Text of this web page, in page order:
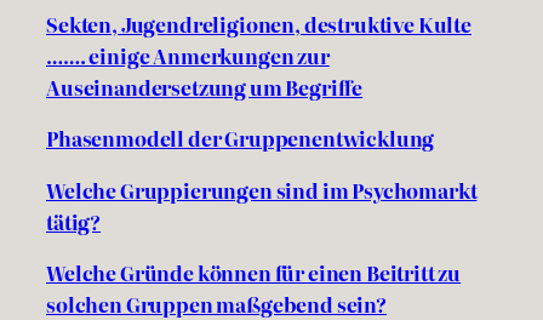
Sekten, Jugendreligionen, destruktive Kulte
……. einige Anmerkungen zur
Auseinandersetzung um Begriffe
Phasenmodell der Gruppenentwicklung
Welche Gruppierungen sind im Psychomarkt
tätig?
Welche Gründe können für einen Beitritt zu
solchen Gruppen maßgebend sein?